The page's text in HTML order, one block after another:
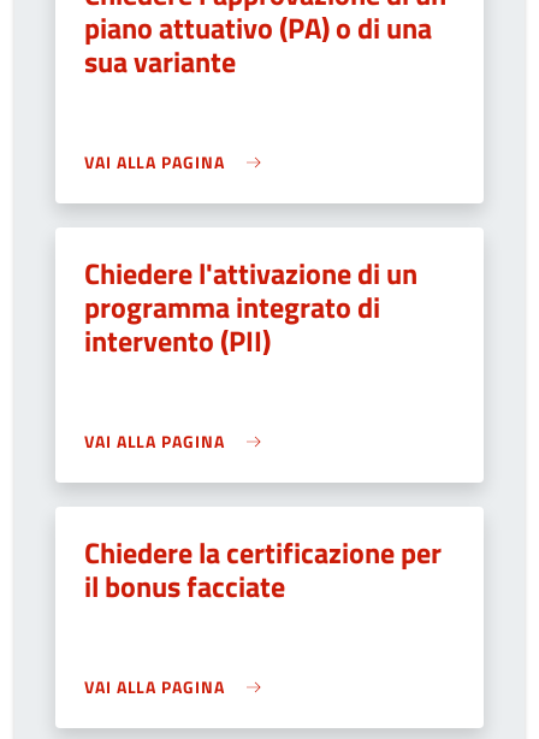
piano attuativo (PA) o di una
sua variante
VAI ALLA PAGINA
Chiedere l'attivazione di un
programma integrato di
intervento (PII)
VAI ALLA PAGINA
Chiedere la certificazione per
il bonus facciate
VAI ALLA PAGINA